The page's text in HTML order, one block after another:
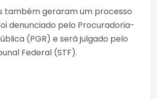
também geraram um processo
denunciado pelo Procuradoria-
(PGR) e será julgado pelo
Federal (STF).